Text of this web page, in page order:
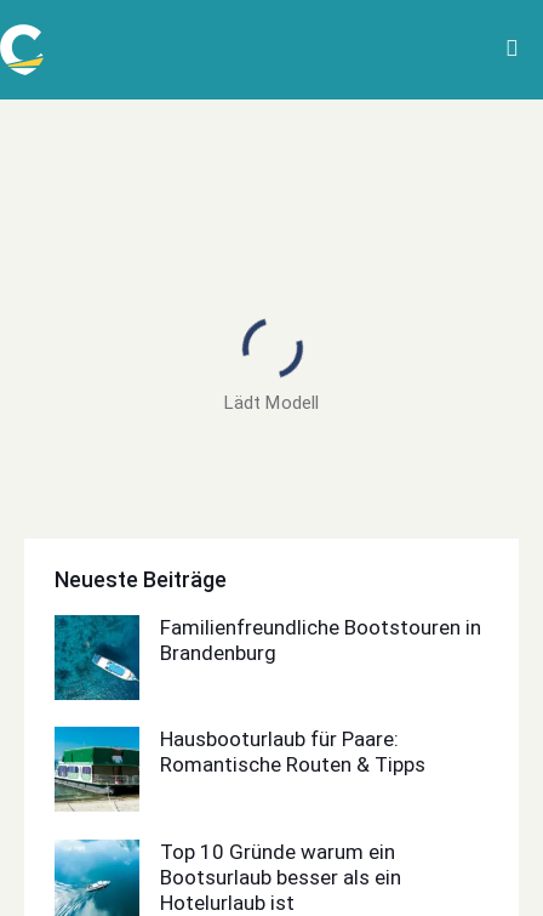
Lädt Modell
Neueste Beiträge
Familienfreundliche Bootstouren in
Brandenburg
Hausbooturlaub für Paare:
Romantische Routen & Tipps
Top 10 Gründe warum ein
Bootsurlaub besser als ein
Hotelurlaub ist